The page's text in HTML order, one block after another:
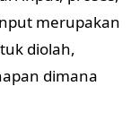
merupakan
diolah,
dimana